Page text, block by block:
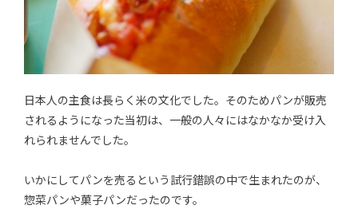
日本人の主食は長らく米の文化でした。そのためパンが販売
されるようになった当初は、一般の人々にはなかなか受け入
れられませんでした。
いかにしてパンを売るという試行錯誤の中で生まれたのが、
惣菜パンや菓子パンだったのです。